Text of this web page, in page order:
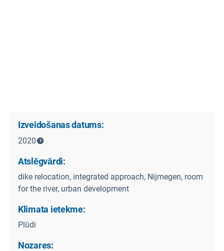
Izveidošanas datums:
2020
Atslēgvārdi:
dike relocation, integrated approach, Nijmegen, room
for the river, urban development
Klimata ietekme:
Plūdi
Nozares: